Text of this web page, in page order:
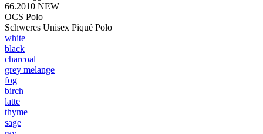
66.2010 NEW
OCS Polo
Schweres Unisex Piqué Polo
white
black
charcoal
grey melange
fog
birch
latte
thyme
sage